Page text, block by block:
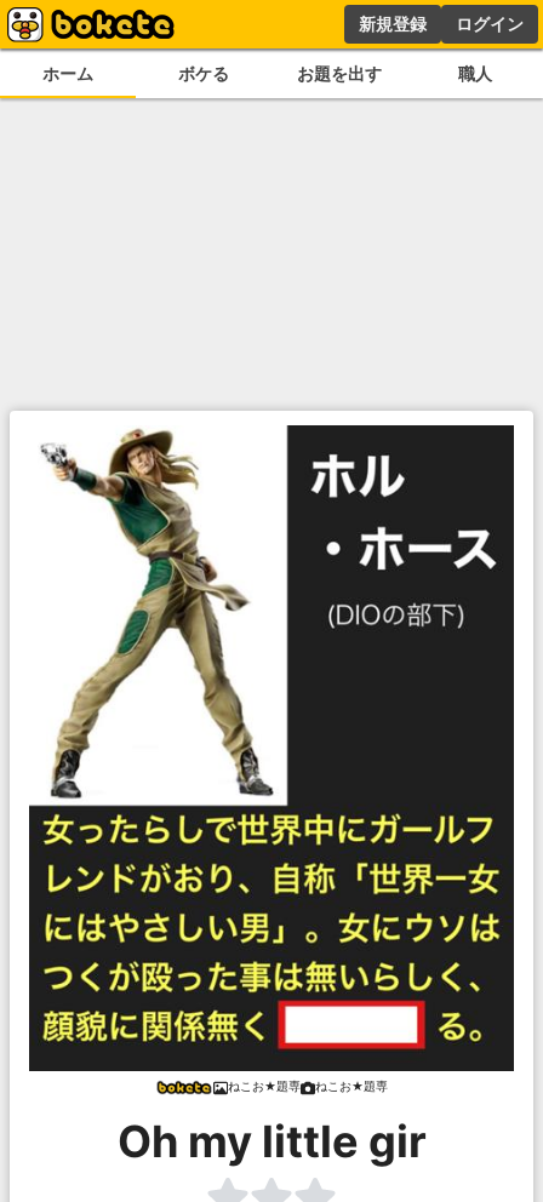
新規登録 ログイン
ホーム ボケる お題を出す 職人
ねこお★題専 ねこお★題専
Oh my little gir